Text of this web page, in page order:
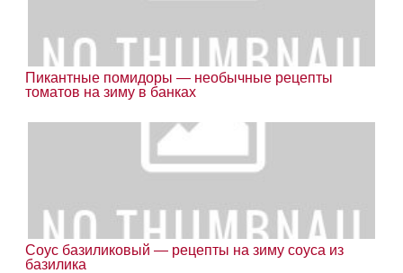
Пикантные помидоры — необычные рецепты
томатов на зиму в банках
Соус базиликовый — рецепты на зиму соуса из
базилика